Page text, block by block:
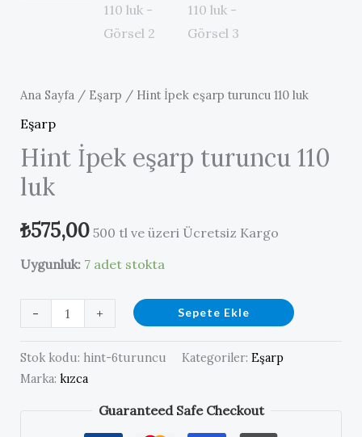
Ana Sayfa / Eşarp / Hint İpek eşarp turuncu 110 luk
Eşarp
Hint İpek eşarp turuncu 110
luk
₺575,00 500 tl ve üzeri Ücretsiz Kargo
Uygunluk: 7 adet stokta
-
Hint
eşarp
turuncu
+ Sepete Ekle
Stok kodu: hint-6turuncu Kategoriler: Eşarp
Marka: kızca
Guaranteed Safe Checkout